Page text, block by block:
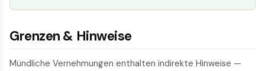
Grenzen & Hinweise
Mündliche Vernehmungen enthalten indirekte Hinweise —